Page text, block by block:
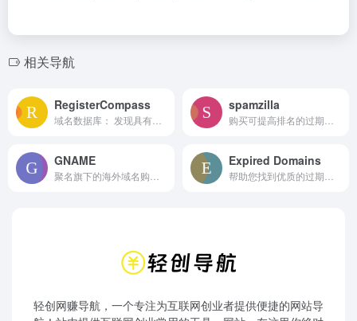
相关导航
RegisterCompass spamzilla
GNAME Expired Domains
轻创网赚导航，一个专注为互联网创业者提供便捷的网站导